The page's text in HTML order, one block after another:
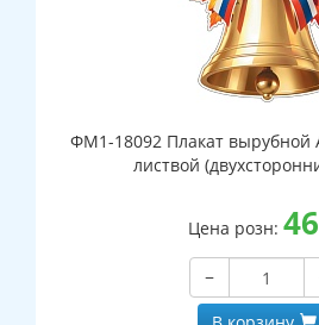
ФМ1-18092 Плакат вырубной
листвой
Цена розн: 46
−